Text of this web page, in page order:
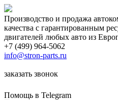
Производство и продажа
качества с гарантированным
двигателей любых авто из
+7 (499) 964-5062
info@stron-parts.ru
заказать звонок
Помощь в Telegram